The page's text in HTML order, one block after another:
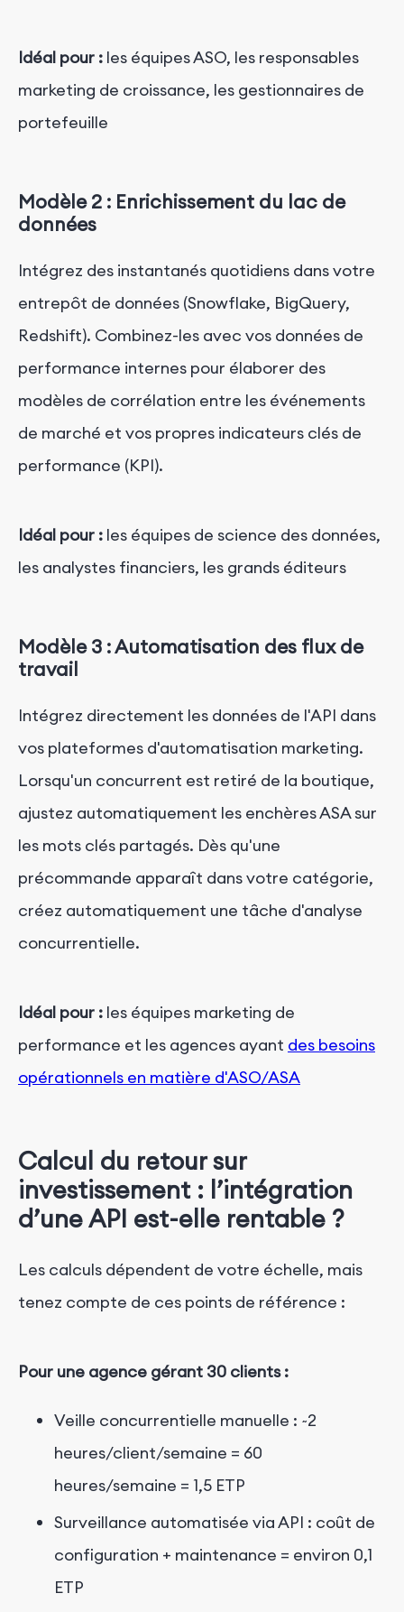
Idéal pour : les équipes ASO, les responsables
marketing de croissance, les gestionnaires de
portefeuille
Modèle 2 : Enrichissement du lac de
données
Intégrez des instantanés quotidiens dans votre
entrepôt de données (Snowflake, BigQuery,
Redshift). Combinez-les avec vos données de
performance internes pour élaborer des
modèles de corrélation entre les événements
de marché et vos propres indicateurs clés de
performance (KPI).
Idéal pour : les équipes de science des données,
les analystes financiers, les grands éditeurs
Modèle 3 : Automatisation des flux de
travail
Intégrez directement les données de l'API dans
vos plateformes d'automatisation marketing.
Lorsqu'un concurrent est retiré de la boutique,
ajustez automatiquement les enchères ASA sur
les mots clés partagés. Dès qu'une
précommande apparaît dans votre catégorie,
créez automatiquement une tâche d'analyse
concurrentielle.
Idéal pour : les équipes marketing de
performance et les agences ayant des besoins
opérationnels en matière d'ASO/ASA
Calcul du retour sur
investissement : l’intégration
d’une API est-elle rentable ?
Les calculs dépendent de votre échelle, mais
tenez compte de ces points de référence :
Pour une agence gérant 30 clients :
Veille concurrentielle manuelle : ~2
heures/client/semaine = 60
heures/semaine = 1,5 ETP
Surveillance automatisée via API : coût de
configuration + maintenance = environ 0,1
ETP